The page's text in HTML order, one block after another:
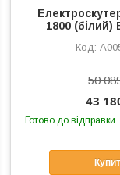
1800
50
43
Готово до відправки